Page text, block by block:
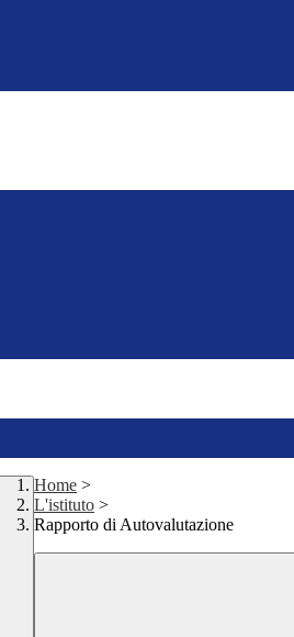
Home >
L'istituto >
Rapporto di Autovalutazione